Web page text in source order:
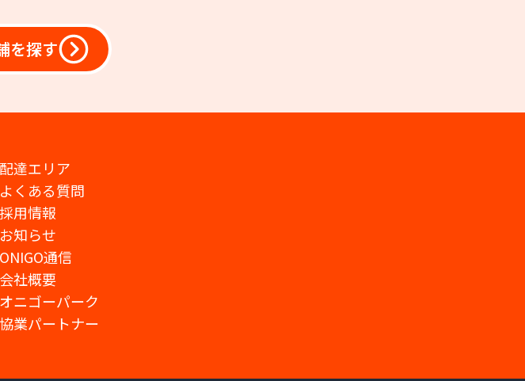
を探す
配達エリア
よくある質問
採用情報
お知らせ
ONIGO通信
会社概要
オニゴーパーク
協業パートナー